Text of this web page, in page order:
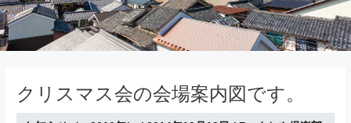
クリスマス会の会場案内図です。